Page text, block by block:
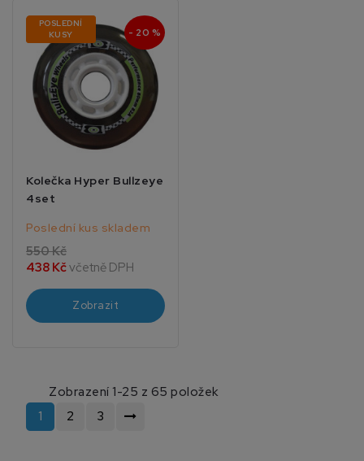
POSLEDNÍ
KUSY
- 20 %
Kolečka Hyper Bullzeye
4set
Poslední kus skladem
550 Kč
438 Kčvčetně DPH
Zobrazit
Zobrazení 1-25 z 65 položek
1
2 3